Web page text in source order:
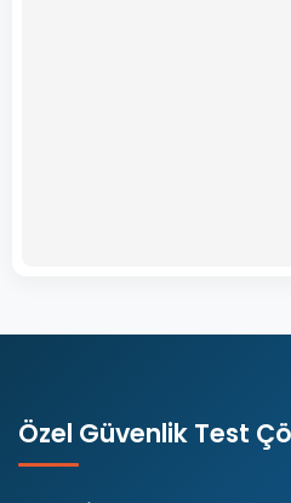
Özel Güvenlik Test